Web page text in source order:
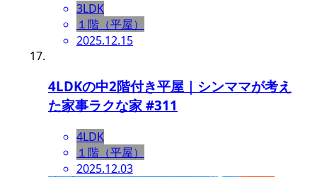
3LDK
１階（平屋）
2025.12.15
4LDKの中2階付き平屋｜シンママが考え
た家事ラクな家 #311
4LDK
１階（平屋）
2025.12.03